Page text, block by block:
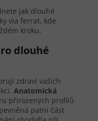
jak dlouhé
via ferrat, kde
kroku.
dlouhé
zdraví vašich
Anatomická
přirozených profilů
patní část